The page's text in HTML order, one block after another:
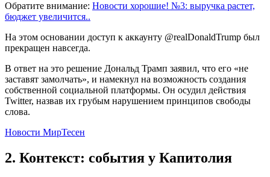
Обратите внимание: Новости хорошие! №3: выручка растет,
бюджет увеличится..
На этом основании доступ к аккаунту @realDonaldTrump был
прекращен навсегда.
В ответ на это решение Дональд Трамп заявил, что его «не
заставят замолчать», и намекнул на возможность создания
собственной социальной платформы. Он осудил действия
Twitter, назвав их грубым нарушением принципов свободы
слова.
Новости МирТесен
2. Контекст: события у Капитолия